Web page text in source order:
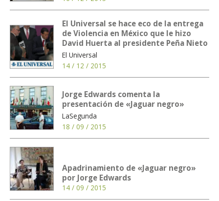
El Universal se hace eco de la entrega
de Violencia en México que le hizo
David Huerta al presidente Peña Nieto
El Universal
14 / 12 / 2015
Jorge Edwards comenta la
presentación de «Jaguar negro»
LaSegunda
18 / 09 / 2015
Apadrinamiento de «Jaguar negro»
por Jorge Edwards
14 / 09 / 2015